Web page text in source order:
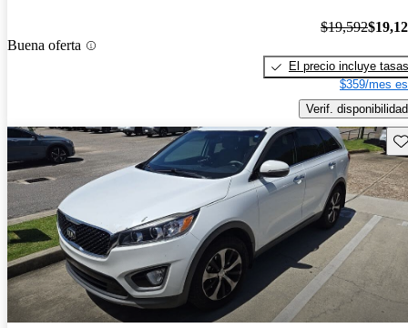
Buena oferta
$19,592
El precio incluye tasas
$359/mes
Verif. disponibilidad